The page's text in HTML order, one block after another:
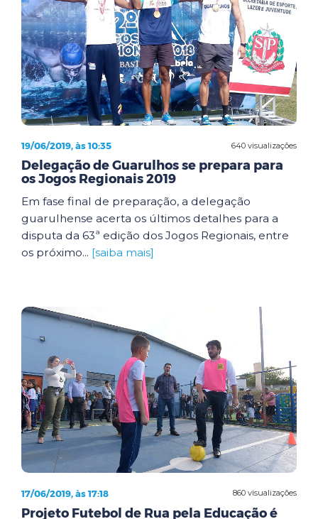
640 visualizações
19/06/2019, às 10:35
Delegação de Guarulhos se prepara para
os Jogos Regionais 2019
Em fase final de preparação, a delegação
guarulhense acerta os últimos detalhes para a
disputa da 63ª edição dos Jogos Regionais, entre
os próximo... [saiba mais]
860 visualizações
17/06/2019, às 17:18
Projeto Futebol de Rua pela Educação é